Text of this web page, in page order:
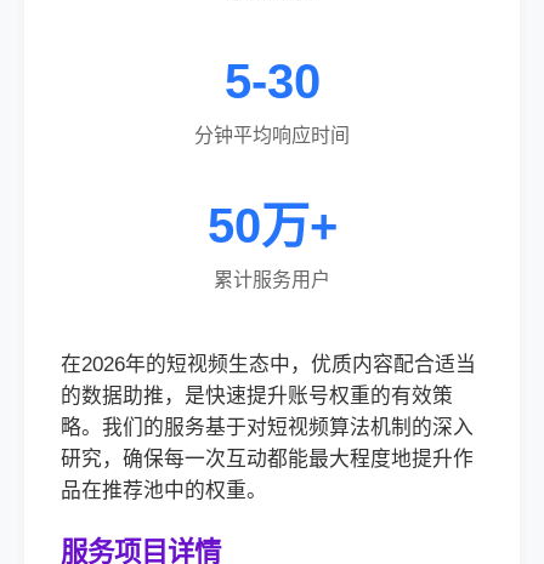
5-30
分钟平均响应时间
50万+
累计服务用户
在2026年的短视频生态中，优质内容配合适当
的数据助推，是快速提升账号权重的有效策
略。我们的服务基于对短视频算法机制的深入
研究，确保每一次互动都能最大程度地提升作
品在推荐池中的权重。
服务项目详情